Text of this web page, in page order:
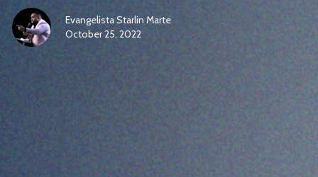
Evangelista Starlin Marte
October 25, 2022